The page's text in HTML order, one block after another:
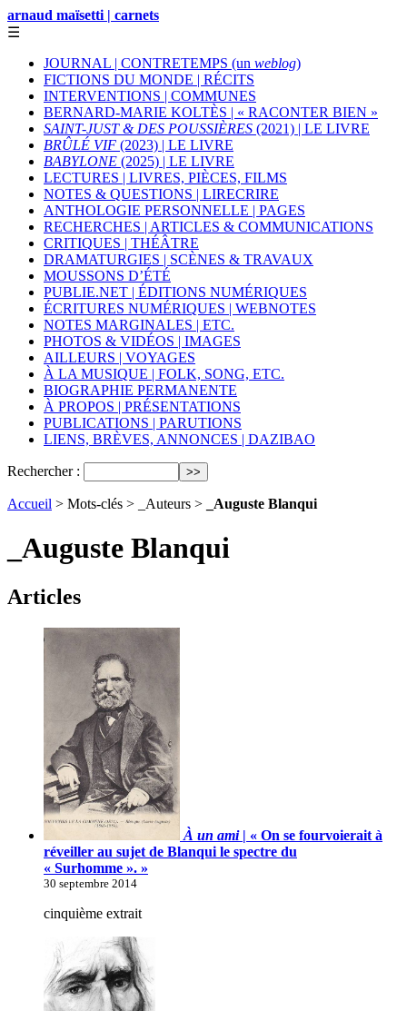
arnaud maïsetti | carnets
☰
JOURNAL | CONTRETEMPS (un weblog)
FICTIONS DU MONDE | RÉCITS
INTERVENTIONS | COMMUNES
BERNARD-MARIE KOLTÈS | « RACONTER BIEN »
SAINT-JUST & DES POUSSIÈRES (2021) | LE LIVRE
BRÛLÉ VIF (2023) | LE LIVRE
BABYLONE (2025) | LE LIVRE
LECTURES | LIVRES, PIÈCES, FILMS
NOTES & QUESTIONS | LIRECRIRE
ANTHOLOGIE PERSONNELLE | PAGES
RECHERCHES | ARTICLES & COMMUNICATIONS
CRITIQUES | THÉÂTRE
DRAMATURGIES | SCÈNES & TRAVAUX
MOUSSONS D’ÉTÉ
PUBLIE.NET | ÉDITIONS NUMÉRIQUES
ÉCRITURES NUMÉRIQUES | WEBNOTES
NOTES MARGINALES | ETC.
PHOTOS & VIDÉOS | IMAGES
AILLEURS | VOYAGES
À LA MUSIQUE | FOLK, SONG, ETC.
BIOGRAPHIE PERMANENTE
À PROPOS | PRÉSENTATIONS
PUBLICATIONS | PARUTIONS
LIENS, BRÈVES, ANNONCES | DAZIBAO
Rechercher :
Accueil > Mots-clés > _Auteurs > _Auguste Blanqui
_Auguste Blanqui
Articles
À un ami| « On se fourvoierait à
réveiller au sujet de Blanqui le spectre du
« Surhomme ». »
30 septembre 2014
cinquième extrait